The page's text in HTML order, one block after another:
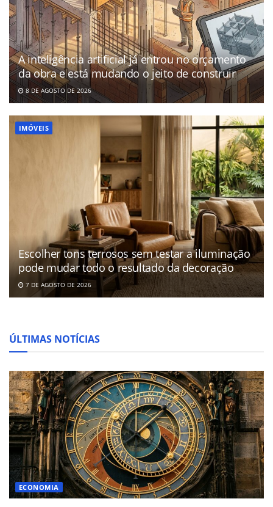
A inteligência artificial já entrou no orçamento
da obra e está mudando o jeito de construir
8 DE AGOSTO DE 2026
IMÓVEIS
Escolher tons terrosos sem testar a iluminação
pode mudar todo o resultado da decoração
7 DE AGOSTO DE 2026
ÚLTIMAS NOTÍCIAS
ECONOMIA